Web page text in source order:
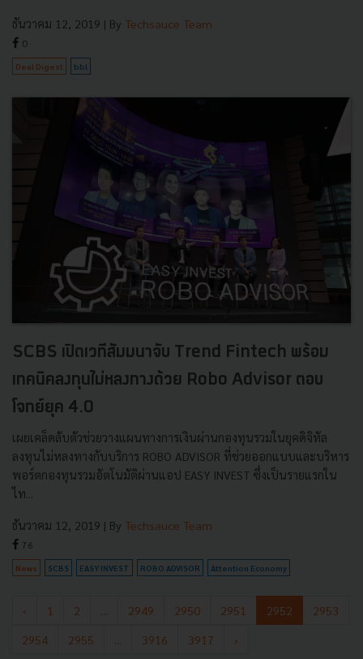
ธันวาคม 12, 2019 | By Techsauce Team
0
Deal Digest bbl
SCBS เปิดเวทีสัมมนาจับ Trend Fintech พร้อม
เทคนิคลงทุนไม่หลงทางด้วย Robo Advisor ตอบ
โจทย์ยุค 4.0
เผยเคล็ดลับตัวช่วยวางแผนทางการเงินผ่านกองทุนรวมในยุคดิจิทัล
ลงทุนไม่หลงทางกับบริการ ROBO ADVISOR ที่ช่วยออกแบบและบริหาร
พอร์ตกองทุนรวมอัตโนมัติผ่านแอป EASY INVEST ซึ่งเป็นรายแรกใน
ไท...
ธันวาคม 12, 2019 | By Techsauce Team
76
News SCBS EASY INVEST ROBO ADVISOR Attention Economy
‹ 1 2 2949 2950 2951 2952
2953
2954
2955 3916 3917 ›